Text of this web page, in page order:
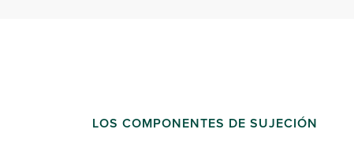
LOS COMPONENTES DE SUJECIÓN